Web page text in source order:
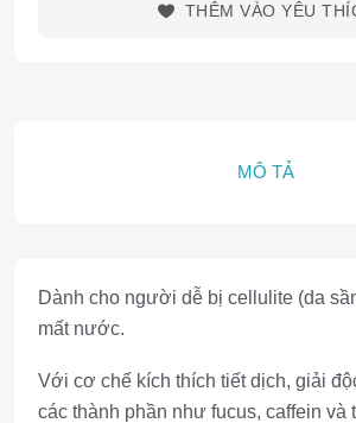
THÊM VÀO YÊU
MÔ TẢ
Dành cho người dễ bị cellulite (da
mất nước.
Với cơ chế kích thích tiết dịch, giải
các thành phần như fucus, caffein và